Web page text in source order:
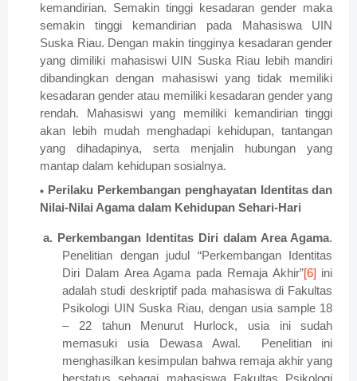
kemandirian. Semakin tinggi kesadaran gender maka
semakin tinggi kemandirian pada Mahasiswa UIN
Suska Riau. Dengan makin tingginya kesadaran gender
yang dimiliki mahasiswi UIN Suska Riau lebih mandiri
dibandingkan dengan mahasiswi yang tidak memiliki
kesadaran gender atau memiliki kesadaran gender yang
rendah. Mahasiswi yang memiliki kemandirian tinggi
akan lebih mudah menghadapi kehidupan, tantangan
yang dihadapinya, serta menjalin hubungan yang
mantap dalam kehidupan sosialnya.
Perilaku Perkembangan penghayatan Identitas dan
Nilai-Nilai Agama dalam Kehidupan Sehari-Hari
a. Perkembangan Identitas Diri dalam Area Agama.
Penelitian dengan judul “Perkembangan Identitas
Diri Dalam Area Agama pada Remaja Akhir”[6] ini
adalah studi deskriptif pada mahasiswa di Fakultas
Psikologi UIN Suska Riau, dengan usia sample 18
– 22 tahun Menurut Hurlock, usia ini sudah
memasuki usia Dewasa Awal. Penelitian ini
menghasilkan kesimpulan bahwa remaja akhir yang